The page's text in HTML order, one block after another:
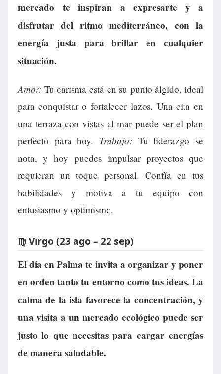
mercado te inspiran a expresarte y a
disfrutar del ritmo mediterráneo, con la
energía justa para brillar en cualquier
situación.
Amor: Tu carisma está en su punto álgido, ideal
para conquistar o fortalecer lazos. Una cita en
una terraza con vistas al mar puede ser el plan
perfecto para hoy. Trabajo: Tu liderazgo se
nota, y hoy puedes impulsar proyectos que
requieran un toque personal. Confía en tus
habilidades y motiva a tu equipo con
entusiasmo y optimismo.
♍ Virgo (23 ago – 22 sep)
El día en Palma te invita a organizar y poner
en orden tanto tu entorno como tus ideas. La
calma de la isla favorece la concentración, y
una visita a un mercado ecológico puede ser
justo lo que necesitas para cargar energías
de manera saludable.